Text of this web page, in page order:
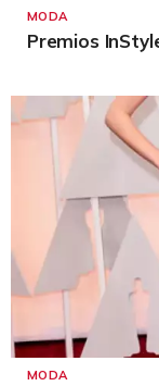
MODA
Premios
MODA